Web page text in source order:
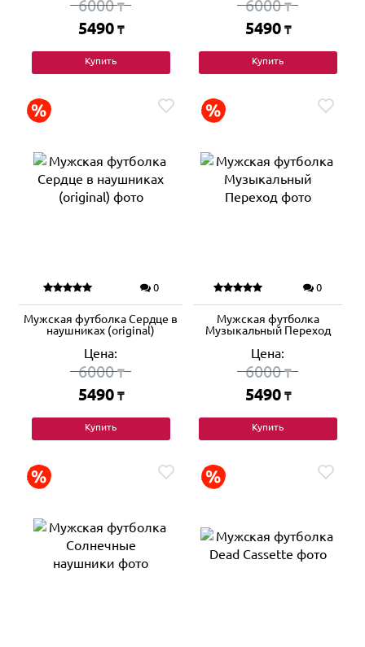
6000₸
5490 ₸
Купить
6000₸
5490 ₸
Купить
0
Мужская футболка Сердце в
наушниках (original)
Цена:
6000₸
5490 ₸
Купить
0
Мужская футболка
Музыкальный Переход
Цена:
6000₸
5490 ₸
Купить